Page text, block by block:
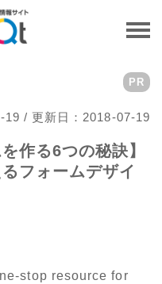
19 / 更新日：2018-07-19
PR
作る6つの秘訣】
フォームデザイ
stop resource for